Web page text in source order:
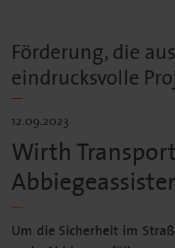
Förderung, die
eindrucksvolle
12.09.2023
Wirth
Um die Sicherheit im